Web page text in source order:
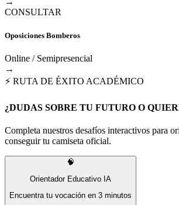
CONSULTAR
Oposiciones Bomberos
Online / Semipresencial
→
⚡ RUTA DE ÉXITO ACADÉMICO
¿DUDAS SOBRE TU FUTURO O
Completa nuestros desafíos interactivos para
conseguir tu camiseta oficial.
🧠
Orientador Educativo IA
Encuentra tu vocación en 3 minutos